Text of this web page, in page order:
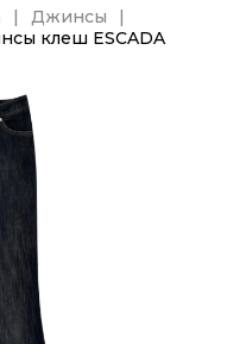
Джинсы
клеш ESCADA